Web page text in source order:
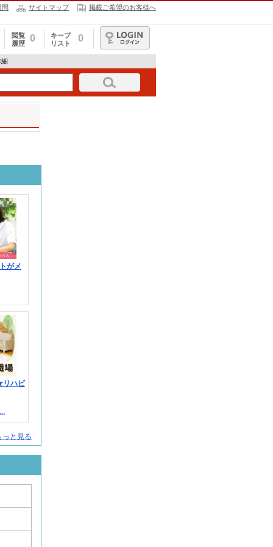
問 サイトマップ 掲載ご希望のお客様へ
閲覧
履歴
0
キープ
リスト
0
ログイン
細
がメ
ハビ
と見る